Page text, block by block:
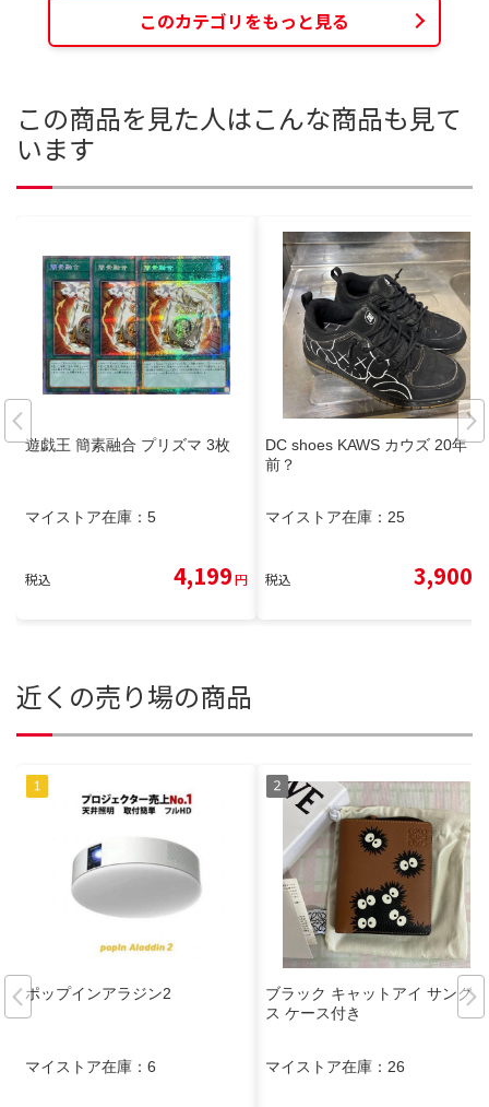
このカテゴリをもっと見る
この商品を見た人はこんな商品も見て
います
遊戯王 簡素融合 プリズマ 3枚
マイストア在庫： 5
税込 4,199円
DC shoes KAWS カウズ 20年
前？
マイストア在庫： 25
税込 3,900
近くの売り場の商品
ポップインアラジン2
マイストア在庫： 6
ブラック キャットアイ サングラ
ス ケース付き
マイストア在庫： 26